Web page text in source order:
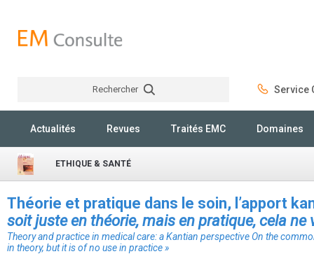
Rechercher Service
Actualités Revues Traités EMC Domaines
ETHIQUE & SANTÉ
Théorie et pratique dans le soin, l’apport
soit juste en théorie, mais en pratique, cela ne
Theory and practice in medical care: a Kantian perspective On the
in theory, but it is of no use in practice »